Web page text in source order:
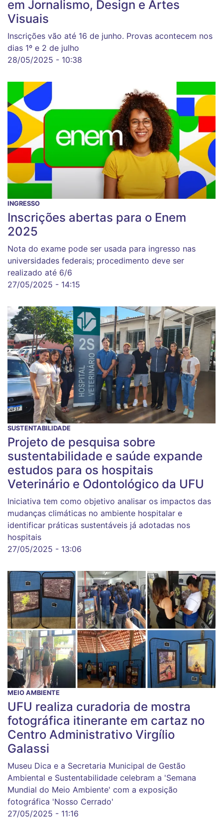
em Jornalismo, Design e Artes
Visuais
Inscrições vão até 16 de junho. Provas acontecem nos
dias 1º e 2 de julho
28/05/2025 - 10:38
INGRESSO
Inscrições abertas para o Enem
2025
Nota do exame pode ser usada para ingresso nas
universidades federais; procedimento deve ser
realizado até 6/6
27/05/2025 - 14:15
SUSTENTABILIDADE
Projeto de pesquisa sobre
sustentabilidade e saúde expande
estudos para os hospitais
Veterinário e Odontológico da UFU
Iniciativa tem como objetivo analisar os impactos das
mudanças climáticas no ambiente hospitalar e
identificar práticas sustentáveis já adotadas nos
hospitais
27/05/2025 - 13:06
MEIO AMBIENTE
UFU realiza curadoria de mostra
fotográfica itinerante em cartaz no
Centro Administrativo Virgílio
Galassi
Museu Dica e a Secretaria Municipal de Gestão
Ambiental e Sustentabilidade celebram a 'Semana
Mundial do Meio Ambiente' com a exposição
fotográfica 'Nosso Cerrado'
27/05/2025 - 11:16